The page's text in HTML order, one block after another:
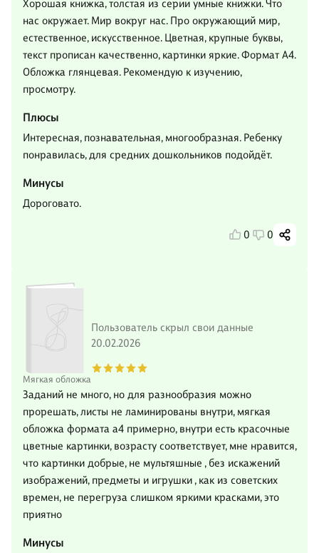
Хорошая книжка, толстая из серии умные книжки. Что
нас окружает. Мир вокруг нас. Про окружающий мир,
естественное, искусственное. Цветная, крупные буквы,
текст прописан качественно, картинки яркие. Формат А4.
Обложка глянцевая. Рекомендую к изучению,
просмотру.
Плюсы
Интересная, познавательная, многообразная. Ребенку
понравилась, для средних дошкольников подойдёт.
Минусы
Дороговато.
0 0
Мягкая обложка
Пользователь скрыл свои данные
20.02.2026
Заданий не много, но для разнообразия можно
прорешать, листы не ламинированы внутри, мягкая
обложка формата а4 примерно, внутри есть красочные
цветные картинки, возрасту соответствует, мне нравится,
что картинки добрые, не мультяшные , без искажений
изображений, предметы и игрушки , как из советских
времен, не перегруза слишком яркими красками, это
приятно
Минусы